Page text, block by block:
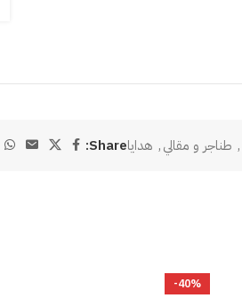
, طناجر و مقالي, هداياShare:
-40%